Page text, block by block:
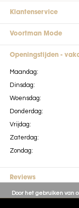
Klantenservice
Voortman Mode
Openingstijden -
Maandag:
Dinsdag:
Woensdag:
Donderdag:
Vrijdag:
Zaterdag:
Zondag:
Reviews
Door het gebruiken van